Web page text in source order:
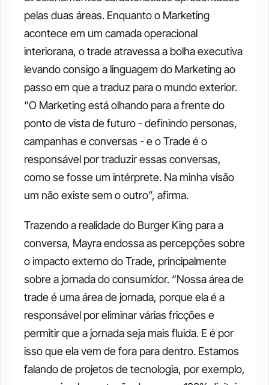
pelas duas áreas. Enquanto o Marketing
acontece em um camada operacional
interiorana, o trade atravessa a bolha executiva
levando consigo a linguagem do Marketing ao
passo em que a traduz para o mundo exterior.
“O Marketing está olhando para a frente do
ponto de vista de futuro - definindo personas,
campanhas e conversas - e o Trade é o
responsável por traduzir essas conversas,
como se fosse um intérprete. Na minha visão
um não existe sem o outro”, afirma.
Trazendo a realidade do Burger King para a
conversa, Mayra endossa as percepções sobre
o impacto externo do Trade, principalmente
sobre a jornada do consumidor. “Nossa área de
trade é uma área de jornada, porque ela é a
responsável por eliminar várias fricções e
permitir que a jornada seja mais fluida. E é por
isso que ela vem de fora para dentro. Estamos
falando de projetos de tecnologia, por exemplo,